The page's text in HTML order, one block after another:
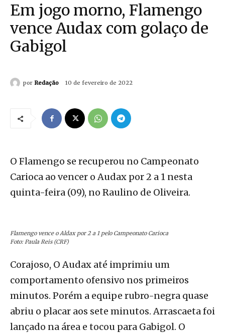
Em jogo morno, Flamengo
vence Audax com golaço de
Gabigol
por Redação 10 de fevereiro de 2022
O Flamengo se recuperou no Campeonato
Carioca ao vencer o Audax por 2 a 1 nesta
quinta-feira (09), no Raulino de Oliveira.
Flamengo vence o Aldax por 2 a 1 pelo Campeonato Carioca
Foto: Paula Reis (CRF)
Corajoso, O Audax até imprimiu um
comportamento ofensivo nos primeiros
minutos. Porém a equipe rubro-negra quase
abriu o placar aos sete minutos. Arrascaeta foi
lançado na área e tocou para Gabigol. O